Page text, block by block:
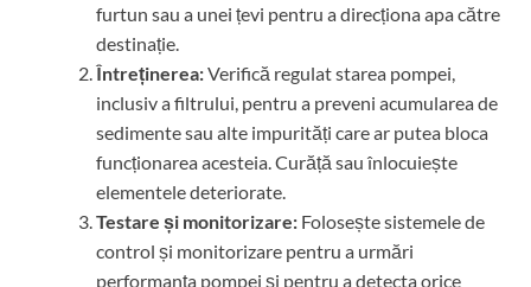
furtun sau a unei țevi pentru a direcționa apa către
destinație.
Întreținerea:Verifică regulat starea pompei,
inclusiv a filtrului, pentru a preveni acumularea de
sedimente sau alte impurități care ar putea bloca
funcționarea acesteia. Curăță sau înlocuiește
elementele deteriorate.
Testare și monitorizare: Folosește sistemele de
control și monitorizare pentru a urmări
performanța pompei și pentru a detecta orice